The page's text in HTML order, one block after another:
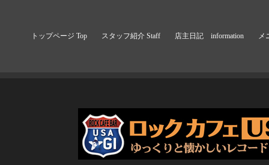
トップページ Top スタッフ紹介 Staff 店主日記 information メ